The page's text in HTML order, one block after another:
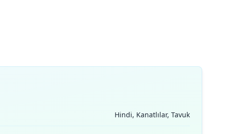
Hindi, Kanatlılar, Tavuk